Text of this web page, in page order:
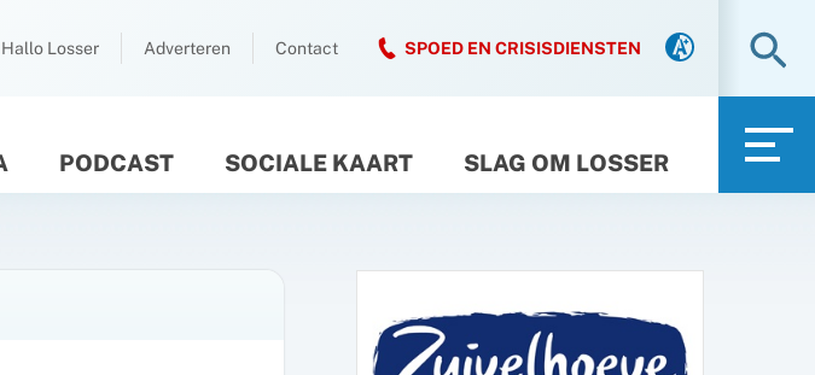
Losser Adverteren Contact SPOED EN CRISISDIENSTEN
PODCAST SOCIALE KAART SLAG OM LOSSER